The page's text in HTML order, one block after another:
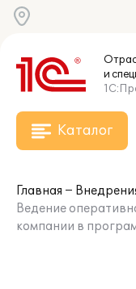
и
Каталог
Главная
Ведение
компании в